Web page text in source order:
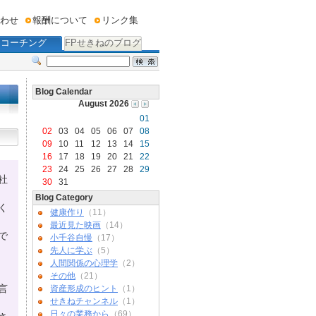
コーチング FPせきねのブログ
せ 報酬について リンク集
Blog Calendar
August 2026
01
02
03 04 05 06 07
08
09
10 11 12 13 14
15
16
17 18 19 20 21
22
23
24 25 26 27 28
29
30
31
Blog Category
健康作り
（11）
最近見た映画 （14）
小千谷自慢 （17）
先人に学ぶ （5）
人間関係の心理学 （2）
その他 （21）
資産形成のヒント
（1）
せきねチャンネル （1）
日々の業務から
（69）